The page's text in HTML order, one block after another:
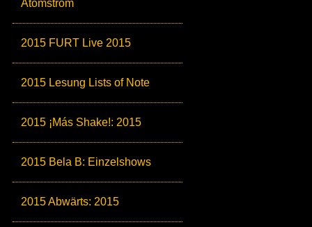
Atomstrom
2015 FURT Live 2015
2015 Lesung Lists of Note
2015 ¡Más Shake!: 2015
2015 Bela B: Einzelshows
2015 Abwärts: 2015